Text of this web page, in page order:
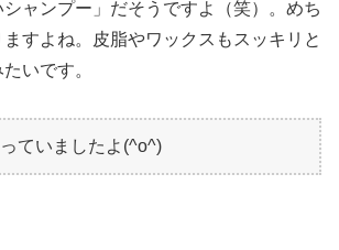
ャンプー」だそうですよ（笑）。めち
すよね。皮脂やワックスもスッキリと
いです。
ていましたよ(^o^)